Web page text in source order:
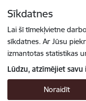
Sīkdatnes
Lai šī tīmekļvietne
sīkdatnes. Ar Jūsu
izmantotas statistikas
Lūdzu, atzīmējiet savu
Noraidīt